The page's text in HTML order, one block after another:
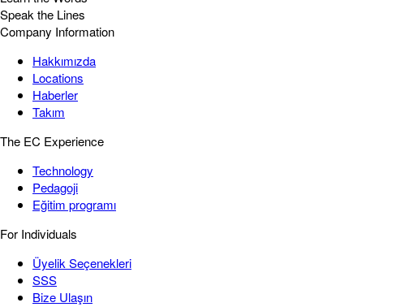
Speak the Lines
Company Information
Hakkımızda
Locations
Haberler
Takım
The EC Experience
Technology
Pedagoji
Eğitim programı
For Individuals
Üyelik Seçenekleri
SSS
Bize Ulaşın